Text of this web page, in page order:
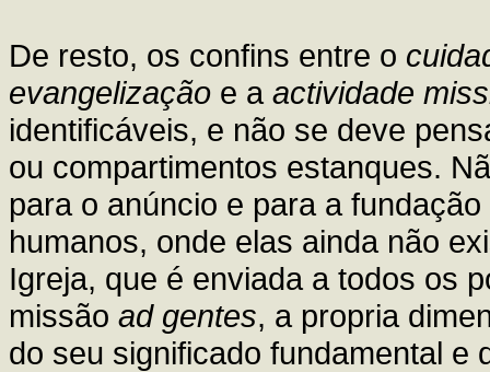
De resto, os confins entre o
evangelização e a actividade
identificáveis, e não se deve
ou compartimentos estanques.
para o anúncio e para a
humanos, onde elas ainda não
Igreja, que é enviada a todos os
missão ad gentes, a propria
do seu significado fundamental e